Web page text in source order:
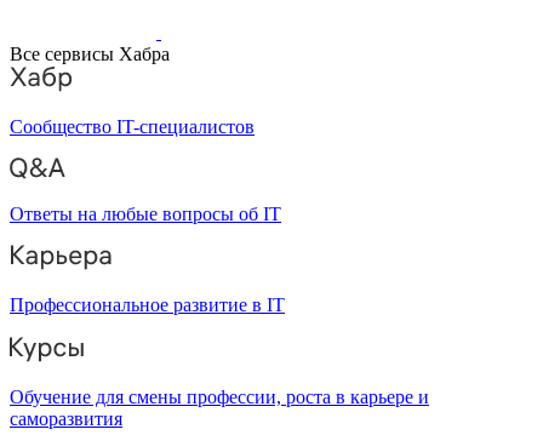
Все сервисы Хабра
Сообщество IT-специалистов
Ответы на любые вопросы об IT
Профессиональное развитие в IT
Обучение для смены профессии, роста в карьере и
саморазвития